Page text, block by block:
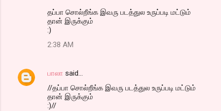
தப்பா சொல்றீங்க இவரு படத்துல உருப்படி மட்டும்
தான் இருக்கும்
:)
2:38 AM
பாலா said…
//தப்பா சொல்றீங்க இவரு படத்துல உருப்படி மட்டும்
தான் இருக்கும்
:)//